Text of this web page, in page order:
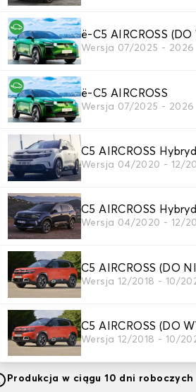
ë-C5 AIRCROSS
Wersja 07/2025 - 2026
ë-C5 AIRCROSS
Wersja 07/2025 - 2026
C5 AIRCROSS
Wersja 04/2020 - 12/
C5 AIRCROSS
Wersja 04/2020 - 12/
C5 AIRCROSS (DO
Wersja 12/2018 - 10/
C5 AIRCROSS (DO
Wersja 12/2018 - 10/
wybierz kolor dywanika bagażnik .
4. Materiał taśmy
5. Kolor przewodu
Wybierz kolor paska.
6. Haft
Dodaj swój osobisty akcent za pomocą
Dodaj tekst i logo
121,80 zł
-30% 174,00 zł
Produkcja w ciągu 10 dni roboczych